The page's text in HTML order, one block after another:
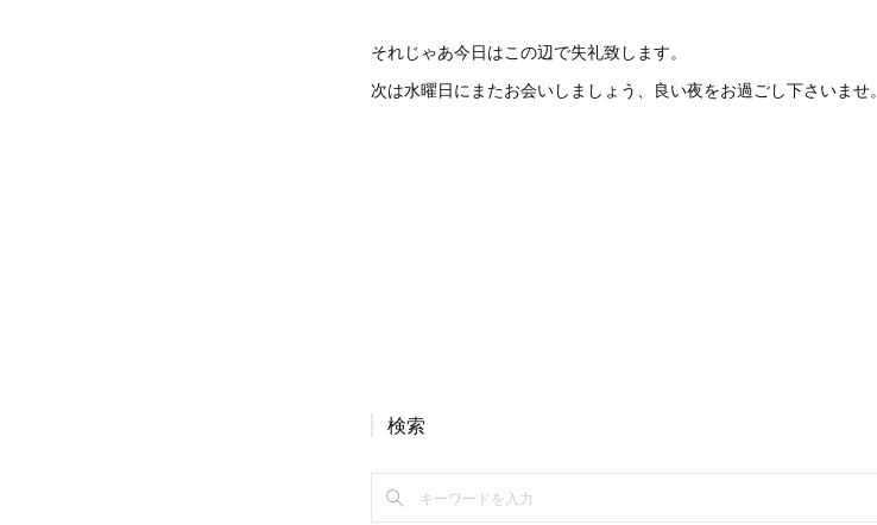
それじゃあ今日はこの辺で失礼致します。
次は水曜日にまたお会いしましょう、良い夜をお過ごし下さいませ。
検索